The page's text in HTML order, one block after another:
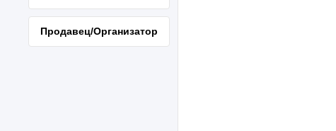
Продавец/Организатор